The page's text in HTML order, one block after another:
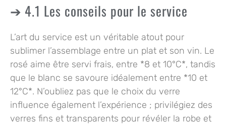
4.1 Les conseils pour le service
L’art du service est un véritable atout pour
sublimer l’assemblage entre un plat et son vin. Le
rosé aime être servi frais, entre *8 et 10°C*, tandis
que le blanc se savoure idéalement entre *10 et
12°C*. N’oubliez pas que le choix du verre
influence également l’expérience ; privilégiez des
verres fins et transparents pour révéler la robe et